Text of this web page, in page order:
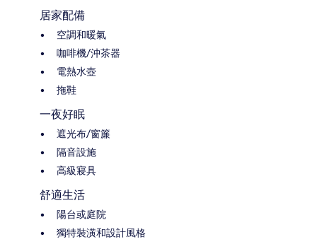
居家配備
空調和暖氣
咖啡機/沖茶器
電熱水壺
拖鞋
一夜好眠
遮光布/窗簾
隔音設施
高級寢具
舒適生活
陽台或庭院
獨特裝潢和設計風格